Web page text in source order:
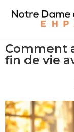
Comment
fin de vie